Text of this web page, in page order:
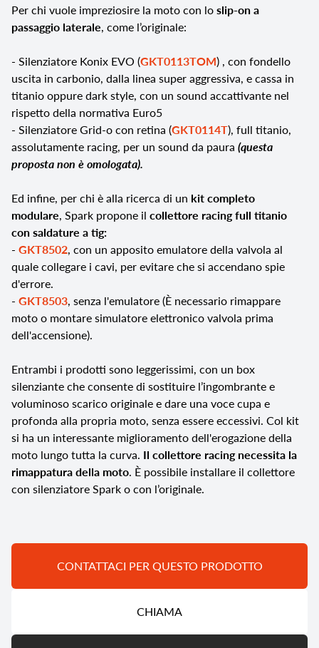
Per chi vuole impreziosire la moto con loslip-on a
passaggio laterale, come l’originale:
- Silenziatore Konix EVO (GKT0113TOM) , con fondello
uscita in carbonio, dalla linea super aggressiva, e cassa in
titanio oppure dark style, con un sound accattivante nel
rispetto della normativa Euro5
- Silenziatore Grid-o con retina (GKT0114T), full titanio,
assolutamente racing, per un sound da paura (questa
proposta non è omologata).
Ed infine, per chi è alla ricerca di un kit completo
modulare, Spark propone il collettore racing full titanio
con saldature a tig:
- GKT8502, con un apposito emulatore della valvola al
quale collegare i cavi, per evitare che si accendano spie
d'errore.
- GKT8503, senza l'emulatore (È necessario rimappare
moto o montare simulatore elettronico valvola prima
dell'accensione).
Entrambi i prodotti sono leggerissimi, con un box
silenziante che consente di sostituire l’ingombrante e
voluminoso scarico originale e dare una voce cupa e
profonda alla propria moto, senza essere eccessivi. Col kit
si ha un interessante miglioramento dell'erogazione della
moto lungo tutta la curva. Il collettore racing necessita la
rimappatura della moto. È possibile installare il collettore
con silenziatore Spark o con l’originale.
CONTATTACI PER QUESTO PRODOTTO
CHIAMA